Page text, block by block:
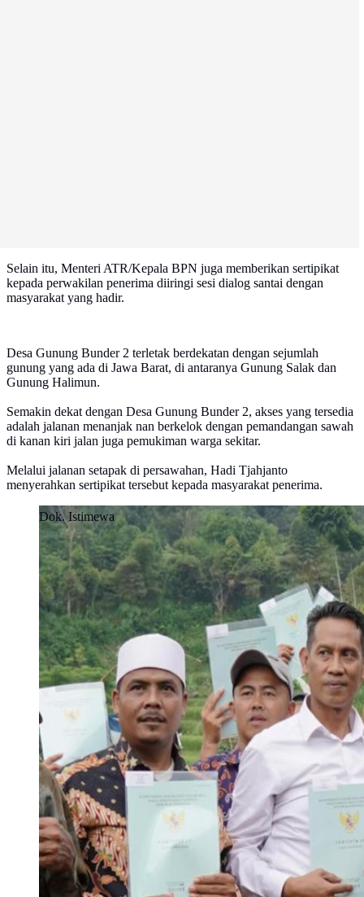
Selain itu, Menteri ATR/Kepala BPN juga memberikan sertipikat
kepada perwakilan penerima diiringi sesi dialog santai dengan
masyarakat yang hadir.
Desa Gunung Bunder 2 terletak berdekatan dengan sejumlah
gunung yang ada di Jawa Barat, di antaranya Gunung Salak dan
Gunung Halimun.
Semakin dekat dengan Desa Gunung Bunder 2, akses yang tersedia
adalah jalanan menanjak nan berkelok dengan pemandangan sawah
di kanan kiri jalan juga pemukiman warga sekitar.
Melalui jalanan setapak di persawahan, Hadi Tjahjanto
menyerahkan sertipikat tersebut kepada masyarakat penerima.
Dok. Istimewa